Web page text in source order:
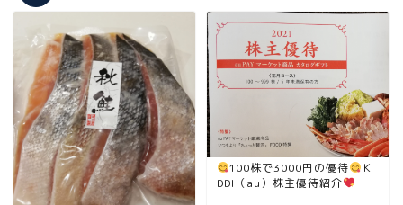
100株で3000円の優待
Ｋ
DDI（au）株主優待紹介